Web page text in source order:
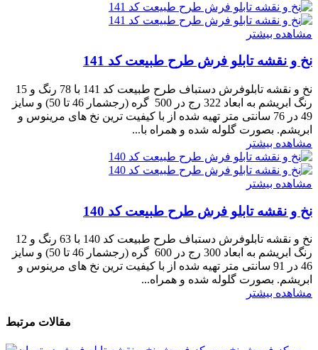
مشاهده بیشتر
نخ و نقشه تابلو فرش طرح طبیعت کد 141
نخ و نقشه تابلوفرش دستباف طرح طبیعت کد 141 با 78 رنگ و 15
رنگ ابریشم به ابعاد 322 رج در 500 گره (رجشمار 46 تا 50) و سایز
49 در 76 سانتی متر تهیه شده از با کیفیت ترین نخ های مرینوس و
ابریشم. بصورت گلوله شده و همراه با...
مشاهده بیشتر
مشاهده بیشتر
نخ و نقشه تابلو فرش طرح طبیعت کد 140
نخ و نقشه تابلوفرش دستباف طرح طبیعت کد 140 با 63 رنگ و 12
رنگ ابریشم به ابعاد 300 رج در 600 گره (رجشمار 46 تا 50) و سایز
46 در 91 سانتی متر تهیه شده از با کیفیت ترین نخ های مرینوس و
ابریشم. بصورت گلوله شده و همراه...
مشاهده بیشتر
مقالات مرتبط